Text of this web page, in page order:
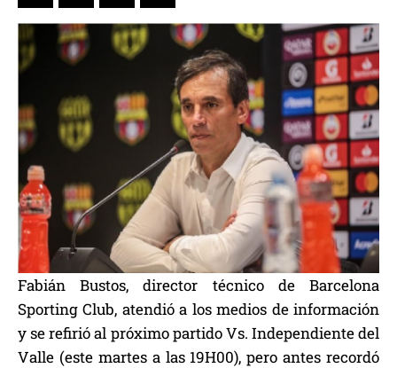
Fabián Bustos, director técnico de Barcelona
Sporting Club, atendió a los medios de información
y se refirió al próximo partido Vs. Independiente del
Valle (este martes a las 19H00), pero antes recordó